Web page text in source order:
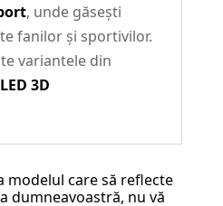
, unde găsești
fanilor și sportivilor.
variantele din
3D
modelul care să reflecte
dumneavoastră, nu vă